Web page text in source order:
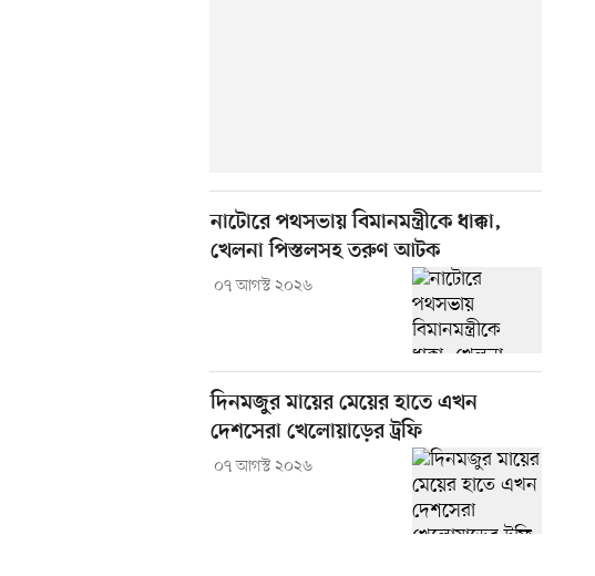
নাটোরে পথসভায় বিমানমন্ত্রীকে ধাক্কা,
খেলনা পিস্তলসহ তরুণ আটক
০৭ আগস্ট ২০২৬
দিনমজুর মায়ের মেয়ের হাতে এখন
দেশসেরা খেলোয়াড়ের ট্রফি
০৭ আগস্ট ২০২৬